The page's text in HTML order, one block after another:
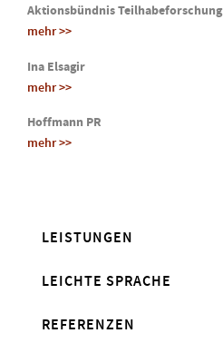
Aktionsbündnis Teilhabeforschung
mehr >>
Ina Elsagir
mehr >>
Hoffmann PR
mehr >>
LEISTUNGEN
LEICHTE SPRACHE
REFERENZEN